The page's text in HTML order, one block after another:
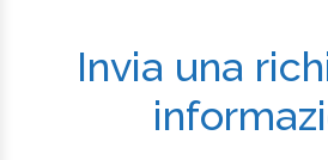
Invia una